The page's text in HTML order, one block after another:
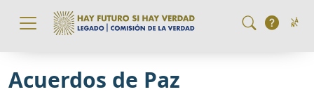
Pasar al contenido principal
Acuerdos de Paz